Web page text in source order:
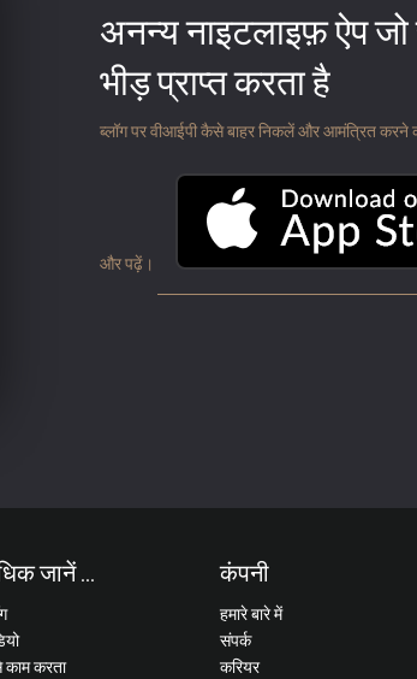
अनन्य नाइटलाइफ़ ऐप
भीड़ प्राप्त करता है
ब्लॉग पर वीआईपी कैसे बाहर निकलें और आमंत्रित करने
और पढ़ें।
जानें ...
करता
कंपनी
हमारे बारे में
संपर्क
करियर